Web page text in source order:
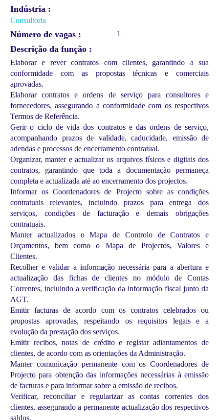
Indústria
Consultoria
Número de vagas 1
Descrição da função
Elaborar e rever contratos com clientes, garantindo a sua
conformidade com as propostas técnicas e comerciais
aprovadas.
Elaborar contratos e ordens de serviço para consultores e
fornecedores, assegurando a conformidade com os respectivos
Termos de Referência.
Gerir o ciclo de vida dos contratos e das ordens de serviço,
acompanhando prazos de validade, caducidade, emissão de
adendas e processos de encerramento contratual.
Organizar, manter e actualizar os arquivos físicos e digitais dos
contratos, garantindo que toda a documentação permaneça
completa e actualizada até ao encerramento dos projectos.
Informar os Coordenadores de Projecto sobre as condições
contratuais relevantes, incluindo prazos para entrega dos
serviços, condições de facturação e demais obrigações
contratuais.
Manter actualizados o Mapa de Controlo de Contratos e
Orçamentos, bem como o Mapa de Projectos, Valores e
Clientes.
Recolher e validar a informação necessária para a abertura e
actualização das fichas de clientes no módulo de Contas
Correntes, incluindo a verificação da informação fiscal junto da
AGT.
Emitir facturas de acordo com os contratos celebrados ou
propostas aprovadas, respeitando os requisitos legais e a
evolução da prestação dos serviços.
Emitir recibos, notas de crédito e registar adiantamentos de
clientes, de acordo com as orientações da Administração.
Manter comunicação permanente com os Coordenadores de
Projecto para obtenção das informações necessárias à emissão
de facturas e para informar sobre a emissão de recibos.
Verificar, reconciliar e regularizar as contas correntes dos
clientes, assegurando a permanente actualização dos respectivos
saldos.